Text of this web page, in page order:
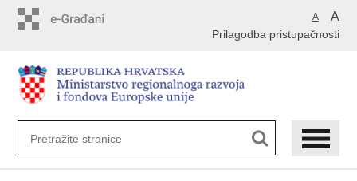
A A
Prilagodba pristupačnosti